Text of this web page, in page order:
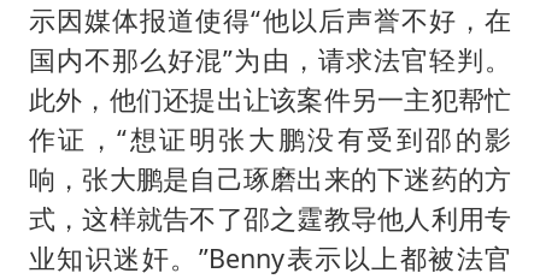
示因媒体报道使得“他以后声誉不好，在
国内不那么好混”为由，请求法官轻判。
此外，他们还提出让该案件另一主犯帮忙
作证，“想证明张大鹏没有受到邵的影
响，张大鹏是自己琢磨出来的下迷药的方
式，这样就告不了邵之霆教导他人利用专
业知识迷奸。”Benny表示以上都被法官